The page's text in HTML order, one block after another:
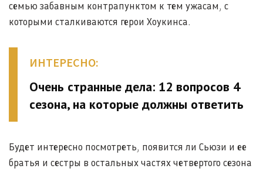
семью забавным контрапунктом к тем ужасам, с
которыми сталкиваются герои Хоукинса.
ИНТЕРЕСНО:
Очень странные дела: 12 вопросов 4
сезона, на которые должны ответить
Будет интересно посмотреть, появится ли Сьюзи и ее
братья и сестры в остальных частях четвертого сезона